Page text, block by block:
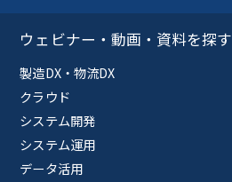
ウェビナー・動画・資料を探す
製造DX・物流DX
クラウド
システム開発
システム運用
データ活用